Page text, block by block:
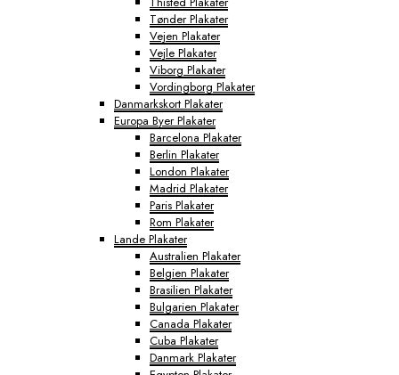
Tønder Plakater
Vejen Plakater
Vejle Plakater
Viborg Plakater
Vordingborg Plakater
Danmarkskort Plakater
Europa Byer Plakater
Barcelona Plakater
Berlin Plakater
London Plakater
Madrid Plakater
Paris Plakater
Rom Plakater
Lande Plakater
Australien Plakater
Belgien Plakater
Brasilien Plakater
Bulgarien Plakater
Canada Plakater
Cuba Plakater
Danmark Plakater